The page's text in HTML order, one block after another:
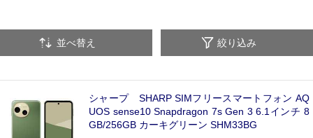
並べ替え 絞り込み
シャープ SHARP SIMフリースマートフォン AQ
UOS sense10 Snapdragon 7s Gen 3 6.1インチ 8
GB/256GB カーキグリーン SHM33BG